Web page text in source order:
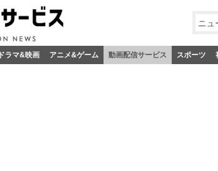
ニュ
ドラマ&映画 アニメ&ゲーム 動画配信サービス スポーツ